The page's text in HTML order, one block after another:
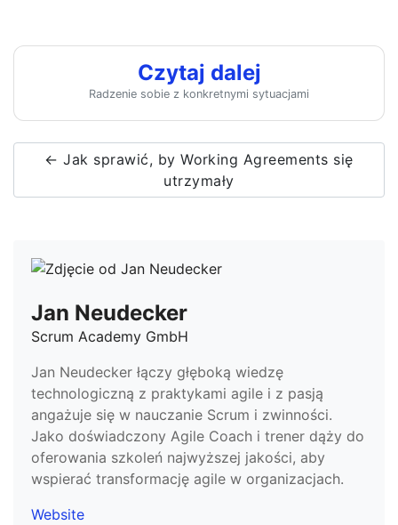
Czytaj dalej
Radzenie sobie z konkretnymi sytuacjami
← Jak sprawić, by Working Agreements się
utrzymały
Jan Neudecker
Scrum Academy GmbH
Jan Neudecker łączy głęboką wiedzę
technologiczną z praktykami agile i z pasją
angażuje się w nauczanie Scrum i zwinności.
Jako doświadczony Agile Coach i trener dąży do
oferowania szkoleń najwyższej jakości, aby
wspierać transformację agile w organizacjach.
Website